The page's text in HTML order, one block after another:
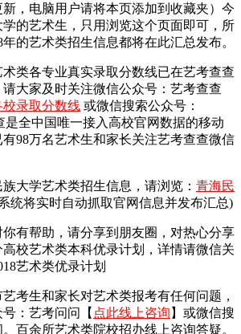
，电脑用户请将本页添加到收藏夹）今
的艺术生，只用浏览这个页面即可，所
的艺术类招生信息都将在此汇总发布。
类各专业真实录取分数线已在艺考查查
请大家及时关注微信公众号：艺考查查
校录取分数线 或微信搜索公众号：
是全中国唯一接入高校官网数据的移动
98万名艺术生和家长关注艺考查查微信
大学艺术类招生信息，请浏览： 青海民
统将实时自动抓取官网信息并发布汇总)
有帮助，请分享到朋友圈，对热心分享
校艺术类本科优录计划，详情请微信关
艺术类优录计划
考生和家长对艺术类报考有任何问题，
：艺考问问【 点此线上咨询 】或微信搜
百余所艺术类院校招办线上咨询答疑。